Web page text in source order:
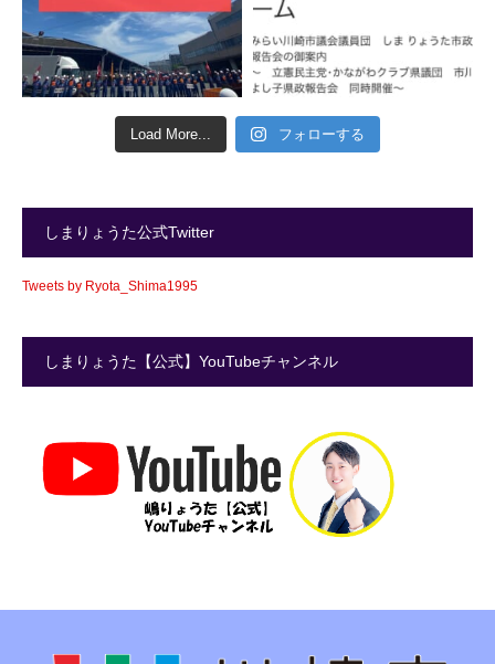
Load More... フォローする
しまりょうた公式Twitter
Tweets by Ryota_Shima1995
しまりょうた【公式】YouTubeチャンネル